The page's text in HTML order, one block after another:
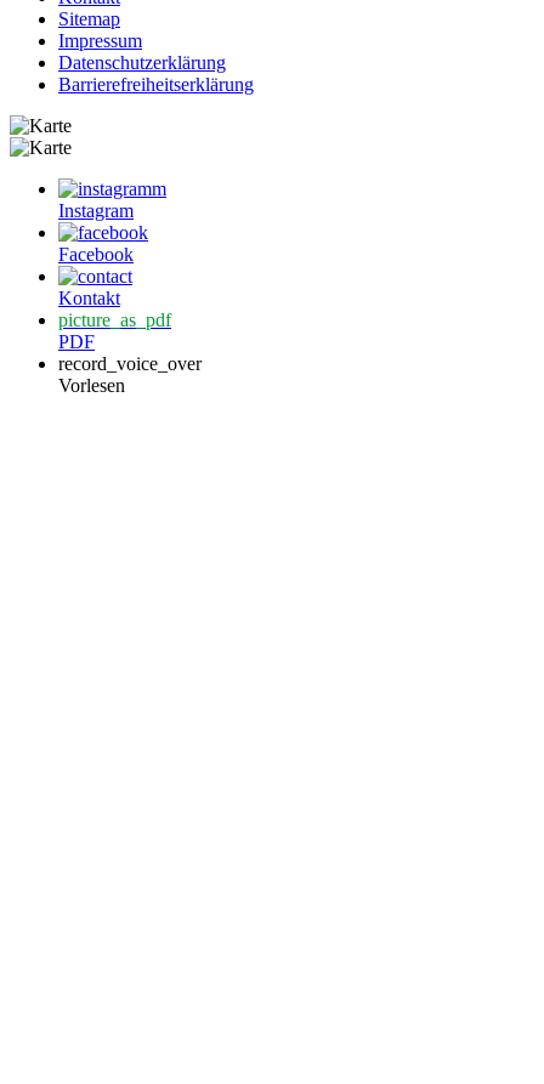
Sitemap
Impressum
Datenschutzerklärung
Barrierefreiheitserklärung
Instagram
Facebook
Kontakt
picture_as_pdf
PDF
record_voice_over
Vorlesen